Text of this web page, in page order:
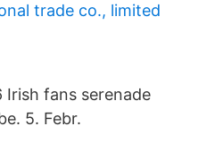
trade co., limited
Irish fans serenade
5. Febr.